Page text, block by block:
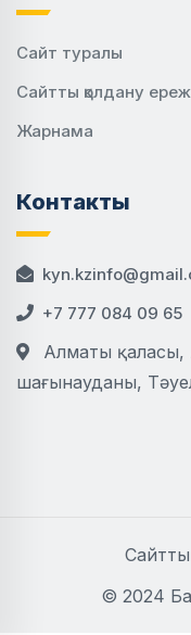
Сайт туралы
Сайтты қолдану
Жарнама
Контакты
+7 777 084 09 65
Алматы қаласы,
шағынауданы,
© 2024